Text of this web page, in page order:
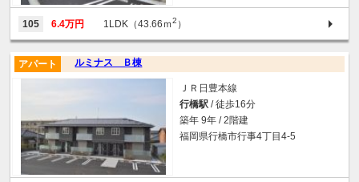
105 6.4万円 1LDK（43.66ｍ2 ）
ルミナス Ｂ棟
アパート
ＪＲ日豊本線
行橋駅 / 徒歩16分
築年 9年 / 2階建
福岡県行橋市行事4丁目4-5